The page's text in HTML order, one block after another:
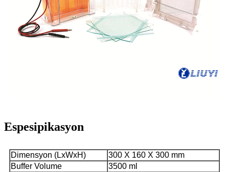
Espesipikasyon
Dimensyon (LxWxH)
300 X 160 X 300 mm
Buffer Volume
3500 ml